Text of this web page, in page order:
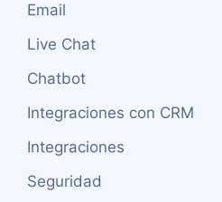
Email
Live Chat
Chatbot
Integraciones con CRM
Integraciones
Seguridad